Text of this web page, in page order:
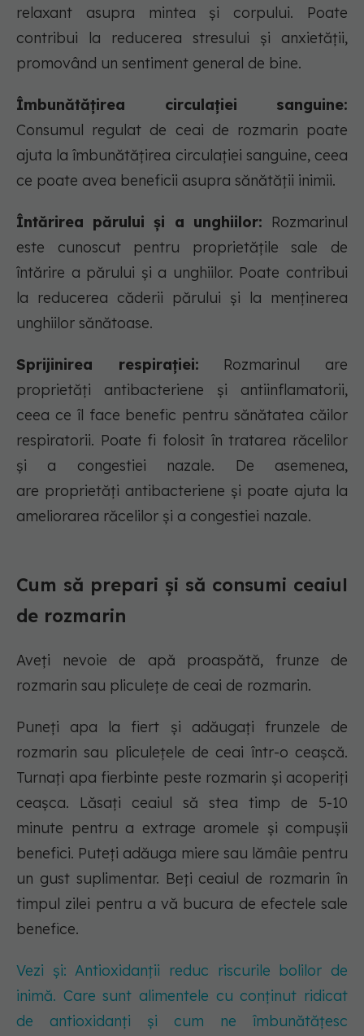
relaxant asupra mintea și corpului. Poate
contribui la reducerea stresului și anxietății,
promovând un sentiment general de bine.
Îmbunătățirea circulației sanguine:
Consumul regulat de ceai de rozmarin poate
ajuta la îmbunătățirea circulației sanguine, ceea
ce poate avea beneficii asupra sănătății inimii.
Întărirea părului și a unghiilor: Rozmarinul
este cunoscut pentru proprietățile sale de
întărire a părului și a unghiilor. Poate contribui
la reducerea căderii părului și la menținerea
unghiilor sănătoase.
Sprijinirea respirației: Rozmarinul are
proprietăți antibacteriene și antiinflamatorii,
ceea ce îl face benefic pentru sănătatea căilor
respiratorii. Poate fi folosit în tratarea răcelilor
și a congestiei nazale. De asemenea,
are proprietăți antibacteriene și poate ajuta la
ameliorarea răcelilor și a congestiei nazale.
Cum să prepari și să consumi ceaiul
de rozmarin
Aveți nevoie de apă proaspătă, frunze de
rozmarin sau pliculețe de ceai de rozmarin.
Puneți apa la fiert și adăugați frunzele de
rozmarin sau pliculețele de ceai într-o ceașcă.
Turnați apa fierbinte peste rozmarin și acoperiți
ceașca. Lăsați ceaiul să stea timp de 5-10
minute pentru a extrage aromele și compușii
benefici. Puteți adăuga miere sau lămâie pentru
un gust suplimentar. Beți ceaiul de rozmarin în
timpul zilei pentru a vă bucura de efectele sale
benefice.
Vezi și: Antioxidanții reduc riscurile bolilor de
inimă. Care sunt alimentele cu conținut ridicat
de antioxidanți și cum ne îmbunătățesc